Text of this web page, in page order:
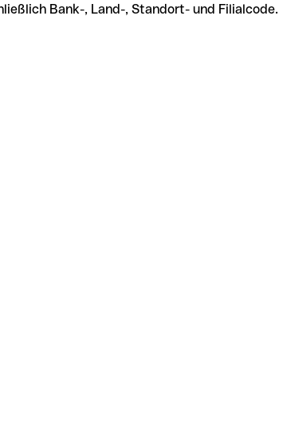
Bank-, Land-, Standort- und Filialcode.